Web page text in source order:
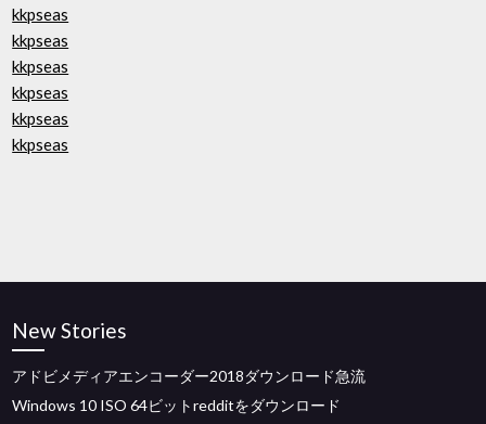
kkpseas
kkpseas
kkpseas
kkpseas
kkpseas
kkpseas
New Stories
アドビメディアエンコーダー2018ダウンロード急流
Windows 10 ISO 64ビットredditをダウンロード